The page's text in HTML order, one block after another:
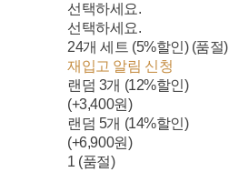
선택하세요.
선택하세요.
24개 세트 (5%할인) (품절)
재입고 알림 신청
랜덤 3개 (12%할인)
(+3,400원)
랜덤 5개 (14%할인)
(+6,900원)
1 (품절)